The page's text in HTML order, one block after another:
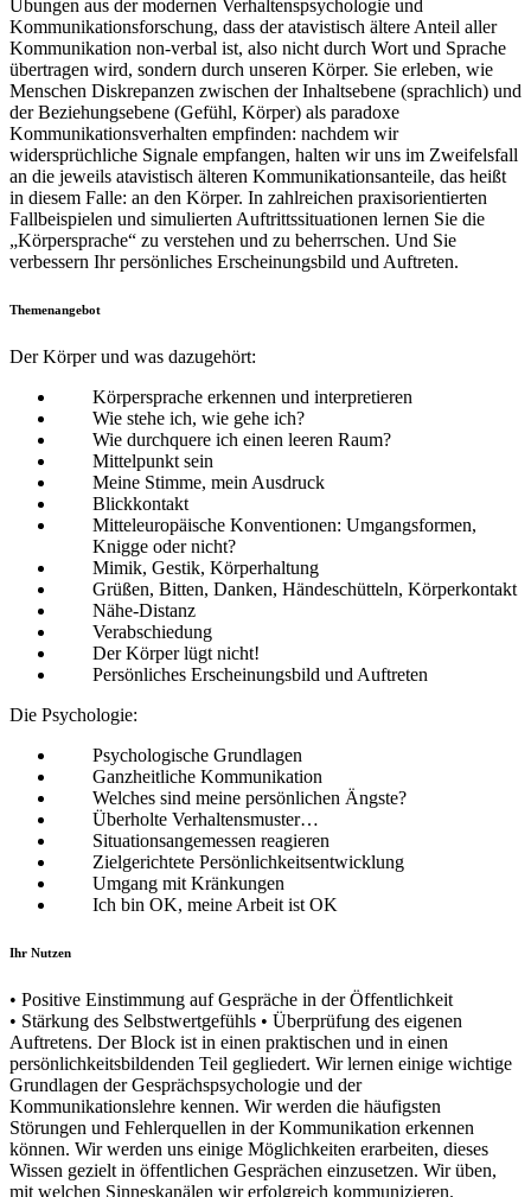
Übungen aus der modernen Verhaltenspsychologie und
Kommunikationsforschung, dass der atavistisch ältere Anteil aller
Kommunikation non-verbal ist, also nicht durch Wort und Sprache
übertragen wird, sondern durch unseren Körper. Sie erleben, wie
Menschen Diskrepanzen zwischen der Inhaltsebene (sprachlich) und
der Beziehungsebene (Gefühl, Körper) als paradoxe
Kommunikationsverhalten empfinden: nachdem wir
widersprüchliche Signale empfangen, halten wir uns im Zweifelsfall
an die jeweils atavistisch älteren Kommunikationsanteile, das heißt
in diesem Falle: an den Körper. In zahlreichen praxisorientierten
Fallbeispielen und simulierten Auftrittssituationen lernen Sie die
„Körpersprache“ zu verstehen und zu beherrschen. Und Sie
verbessern Ihr persönliches Erscheinungsbild und Auftreten.
Themenangebot
Der Körper und was dazugehört:
Körpersprache erkennen und interpretieren
Wie stehe ich, wie gehe ich?
Wie durchquere ich einen leeren Raum?
Mittelpunkt sein
Meine Stimme, mein Ausdruck
Blickkontakt
Mitteleuropäische Konventionen: Umgangsformen,
Knigge oder nicht?
Mimik, Gestik, Körperhaltung
Grüßen, Bitten, Danken, Händeschütteln, Körperkontakt
Nähe-Distanz
Verabschiedung
Der Körper lügt nicht!
Persönliches Erscheinungsbild und Auftreten
Die Psychologie:
Psychologische Grundlagen
Ganzheitliche Kommunikation
Welches sind meine persönlichen Ängste?
Überholte Verhaltensmuster…
Situationsangemessen reagieren
Zielgerichtete Persönlichkeitsentwicklung
Umgang mit Kränkungen
Ich bin OK, meine Arbeit ist OK
Ihr Nutzen
• Positive Einstimmung auf Gespräche in der Öffentlichkeit
• Stärkung des Selbstwertgefühls • Überprüfung des eigenen
Auftretens. Der Block ist in einen praktischen und in einen
persönlichkeitsbildenden Teil gegliedert. Wir lernen einige wichtige
Grundlagen der Gesprächspsychologie und der
Kommunikationslehre kennen. Wir werden die häufigsten
Störungen und Fehlerquellen in der Kommunikation erkennen
können. Wir werden uns einige Möglichkeiten erarbeiten, dieses
Wissen gezielt in öffentlichen Gesprächen einzusetzen. Wir üben,
mit welchen Sinneskanälen wir erfolgreich kommunizieren.